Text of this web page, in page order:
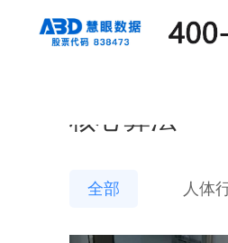
核心算法
全部 人体